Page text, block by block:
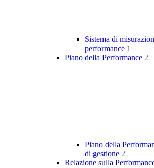
Sistema di
performance 1
Piano della Performance 2
Piano della
di gestione 2
Relazione sulla